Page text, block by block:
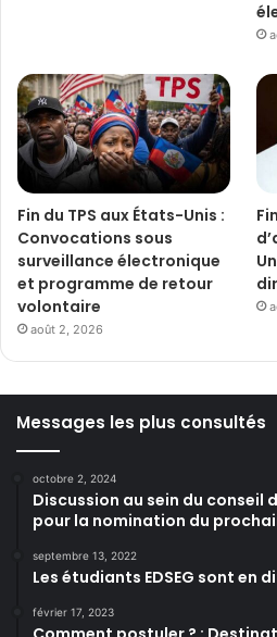
Fin du TPS aux États-Unis :
Convocations sous
surveillance électronique
et programme de retour
volontaire
août 2, 2026
Messages les plus consultés
octobre 2, 2024
Discussion au sein du
pour la nomination du
septembre 13, 2022
Les étudiants EDSEG sont en
février 17, 2023